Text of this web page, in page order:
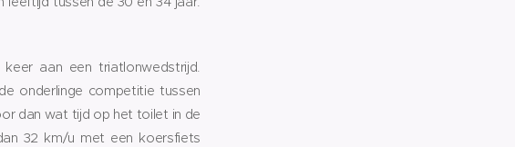
aan een triatlonwedstrijd.
onderlinge competitie tussen
dan wat tijd op het toilet in de
32 km/u met een koersfiets